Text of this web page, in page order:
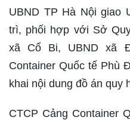
UBND TP Hà Nội giao
trì, phối hợp với Sở
xã Cổ Bi, UBND xã
Container Quốc tế Phù
khai nội dung đồ án quy
CTCP Cảng Container